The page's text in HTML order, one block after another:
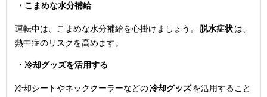
・こまめな水分補給
運転中は、こまめな水分補給を心掛けましょう。 脱水症状は、
熱中症のリスクを高めます。
・冷却グッズを活用する
冷却シートやネッククーラーなどの冷却グッズを活用すること